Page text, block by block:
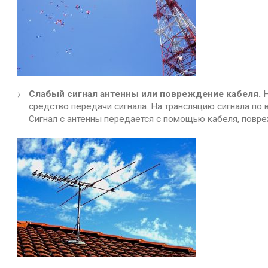
Слабый сигнал антенны или повреждение кабеля.
средство передачи сигнала. На трансляцию сигнала
Сигнал с антенны передается с помощью кабеля,